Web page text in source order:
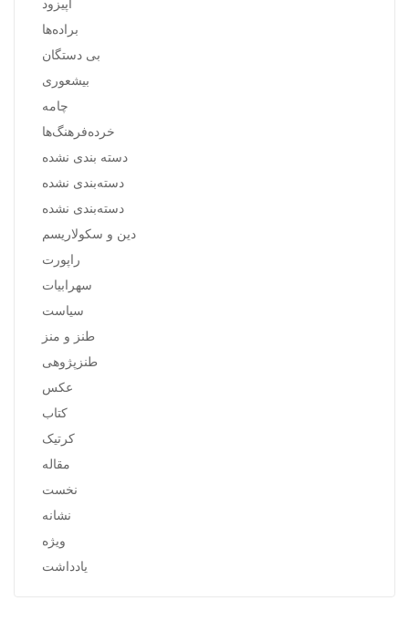
اپیزود
براده‌ها
بی دستگان
بیشعوری
چامه
خرده‌فرهنگ‌ها
دسته بندی نشده
دسته‌بندی نشده
دسته‌بندی نشده
دین و سکولاریسم
راپورت
سهرابیات
سیاست
طنز و منز
طنزپژوهی
عکس
کتاب
کرتیک
مقاله
نخست
نشانه
ویژه
یادداشت